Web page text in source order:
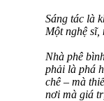
Sáng tác là
Một nghệ sĩ,
Nhà phê
phải là phá
chê – mà
nơi mà giá